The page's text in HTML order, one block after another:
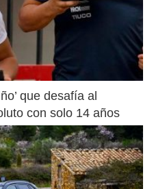
que desafía al
con solo 14 años